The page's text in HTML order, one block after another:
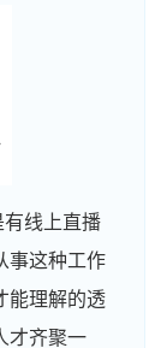
线上直播
事这种工作
能理解的透
才齐聚一